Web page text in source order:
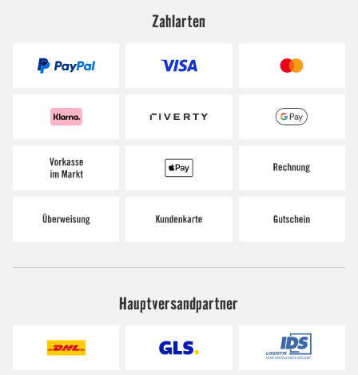
Zahlarten
Hauptversandpartner